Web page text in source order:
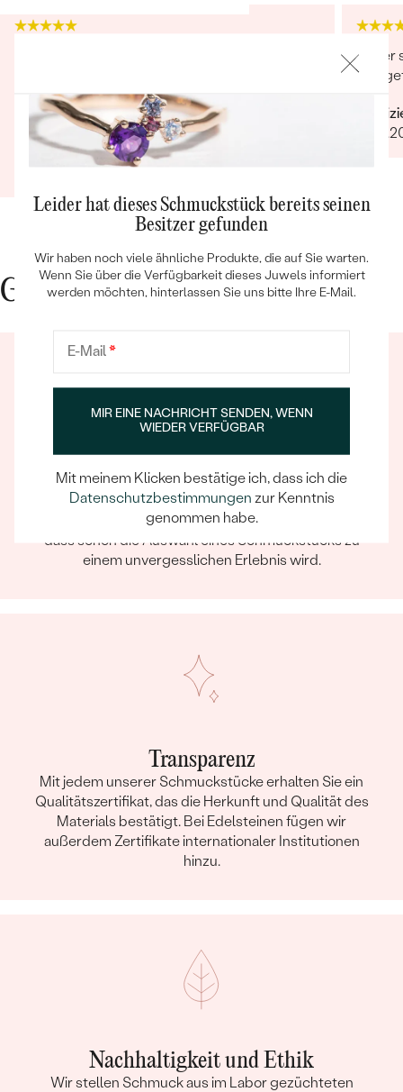
Bestseller
ANSEHEN
gedauert. Besser geht es nicht. Verpackung
traumhaft.Auch der Kontakt sehr freundlich
und hilfsbereit.Ich bin sehr zufrieden und kann
Eppi wirklich empfehlen.Vielen Dank
Verifizierter Kunde
03.09.2020
Super
und
Gute Gründe für Eppi
Ein Eppi-sches Erlebnis
Wenn Sie online oder persönlich einkaufen, können Sie
sich darauf verlassen, dass unser Team dafür sorgt,
dass schon die Auswahl eines Schmuckstücks zu
einem unvergesslichen Erlebnis wird.
Transparenz
Mit jedem unserer Schmuckstücke erhalten Sie ein
Qualitätszertifikat, das die Herkunft und Qualität des
Materials bestätigt. Bei Edelsteinen fügen wir
außerdem Zertifikate internationaler Institutionen
hinzu.
Nachhaltigkeit und Ethik
Wir stellen Schmuck aus im Labor gezüchteten
Leider hat dieses Schmuckstück bereits seinen
Besitzer gefunden
Wir haben noch viele ähnliche Produkte, die auf Sie warten.
Wenn Sie über die Verfügbarkeit dieses Juwels informiert
werden möchten, hinterlassen Sie uns bitte Ihre E-Mail.
E-Mail*
MIR EINE NACHRICHT SENDEN, WENN
WIEDER VERFÜGBAR
Mit meinem Klicken bestätige ich, dass ich die
Datenschutzbestimmungen zur Kenntnis
genommen habe.